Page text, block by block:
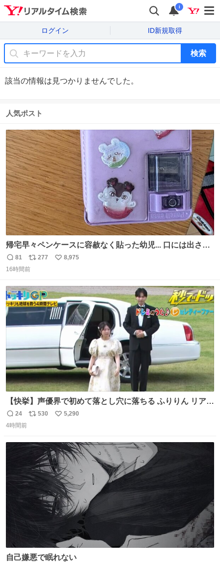
i
ログイン ID新規取得
検索
該当の情報は見つかりませんでした。
人気ポスト
帰宅早々ペンケースに容赦なく貼った幼児... 口には出さぬ
が勿体無い精神で心がざわつく.....ッ
返
信
81
リ
ポ
ト
数
277
い
数
8,975
16時間前
【快挙】声優界で初めて落とし穴に落ちる ふりりん リアク
返
信
24
リ
ト
530
い
数
5,290
4時間前
自己嫌悪で眠れない